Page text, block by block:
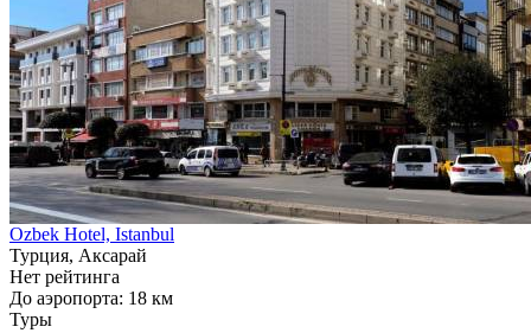
Ozbek Hotel, Istanbul
Турция, Аксарай
Нет рейтинга
До аэропорта: 18 км
Туры